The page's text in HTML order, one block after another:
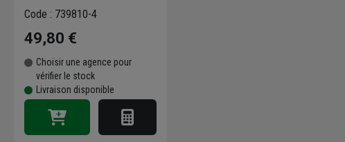
Code : 739810-4
49,80 €
Choisir une agence pour
vérifier le stock
Livraison disponible